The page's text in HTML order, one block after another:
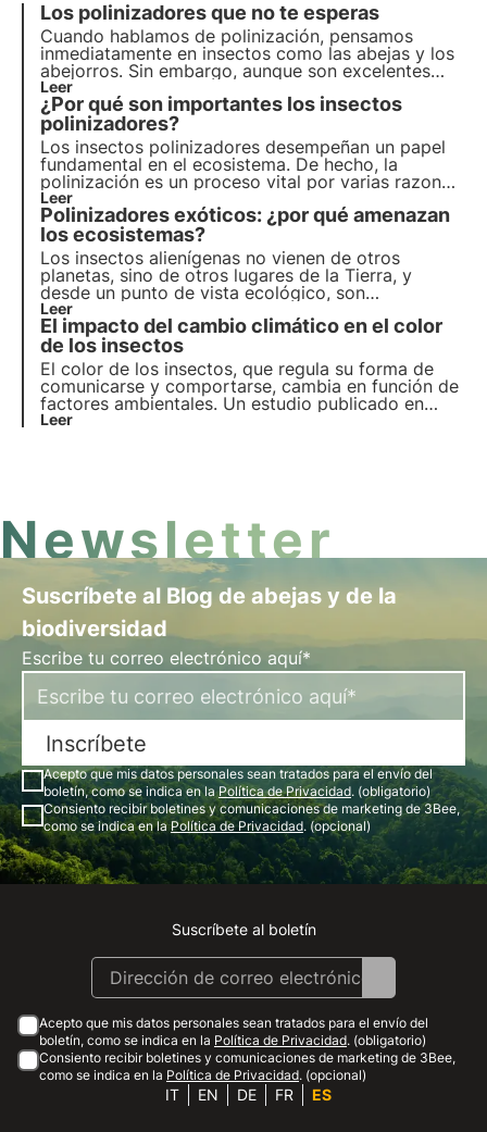
Los polinizadores que no te esperas
Cuando hablamos de polinización, pensamos
inmediatamente en insectos como las abejas y los
abejorros. Sin embargo, aunque son excelentes
polinizadores, estos insectos no son los únicos que
contribuyen a este importante servicio del
ecosistema.
Leer
¿Por qué son importantes los insectos
polinizadores?
Los insectos polinizadores desempeñan un papel
fundamental en el ecosistema. De hecho, la
polinización es un proceso vital por varias razones.
Descubrámoslo juntos en este artículo,
profundizando en algunas curiosidades
interesantes, incluyendo lo
Leer
Polinizadores exóticos: ¿por qué amenazan
los ecosistemas?
Los insectos alienígenas no vienen de otros
planetas, sino de otros lugares de la Tierra, y
desde un punto de vista ecológico, son
comparables a los extraterrestres. En este artículo
hablamos de qué son, cuáles son los más comunes
y descubrimos cómo podemos ayudar a los
polinizadores gracias a los proyectos de 3Bee.
Leer
El impacto del cambio climático en el color
de los insectos
El color de los insectos, que regula su forma de
comunicarse y comportarse, cambia en función de
factores ambientales. Un estudio publicado en
Ecology & Evolution examina cómo el cambio
Leer
Newsletter
Suscríbete al Blog de abejas y de la
biodiversidad
Escribe tu correo electrónico aquí*
Inscríbete
Acepto que mis datos personales sean tratados para el envío del
boletín, como se indica en laPolítica de Privacidad. (obligatorio)
Consiento recibir boletines y comunicaciones de marketing de 3Bee,
como se indica en laPolítica de Privacidad. (opcional)
Instagram
Facebook
Linkedin
Youtube
Suscríbete al boletín
Acepto que mis datos personales sean tratados para el envío del
boletín, como se indica en la Política de Privacidad. (obligatorio)
Consiento recibir boletines y comunicaciones de marketing de 3Bee,
como se indica en la Política de Privacidad. (opcional)
IT EN DE FR ES